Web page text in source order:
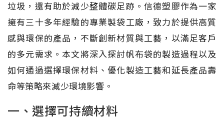
垃圾，還有助於減少整體碳足跡。信德塑膠作為一家
擁有三十多年經驗的專業製袋工廠，致力於提供高質
感與環保的產品，不斷創新材質與工藝，以滿足客戶
的多元需求。本文將深入探討帆布袋的製造過程以及
如何通過選擇環保材料、優化製造工藝和延長產品壽
命等策略來減少環境影響。
一、選擇可持續材料